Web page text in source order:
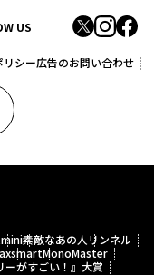
US
シー広告のお問い合わせ
mini素敵なあの人 リンネル
smartMonoMaster
ーがすごい！』大賞